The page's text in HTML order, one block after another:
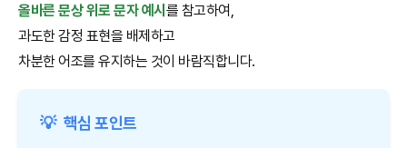
올바른 문상 위로 문자 예시 를 참고하여,
과도한 감정 표현을 배제하고
차분한 어조를 유지하는 것이 바람직합니다.
💡 핵심 포인트